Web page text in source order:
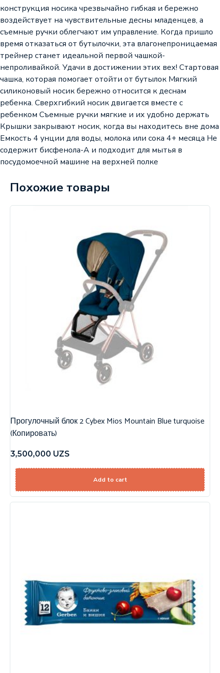
конструкция носика чрезвычайно гибкая и бережно
воздействует на чувствительные десны младенцев, а
съемные ручки облегчают им управление. Когда пришло
время отказаться от бутылочки, эта влагонепроницаемая
трейнер станет идеальной первой чашкой-
непроливайкой. Удачи в достижении этих вех! Стартовая
чашка, которая помогает отойти от бутылок Мягкий
силиконовый носик бережно относится к деснам
ребенка. Сверхгибкий носик двигается вместе с
ребенком Съемные ручки мягкие и их удобно держать
Крышки закрывают носик, когда вы находитесь вне дома
Емкость 4 унции для воды, молока или сока 4+ месяца Не
содержит бисфенола-А и подходит для мытья в
посудомоечной машине на верхней полке
Похожие товары
Прогулочный блок 2 Cybex Mios Mountain Blue turquoise
(Копировать)
3,500,000 UZS
Add to cart